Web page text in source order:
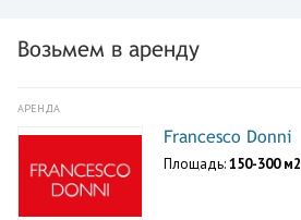
Возьмем в аренду
АРЕНДА
Francesco Donni
Площадь:150-300 м2